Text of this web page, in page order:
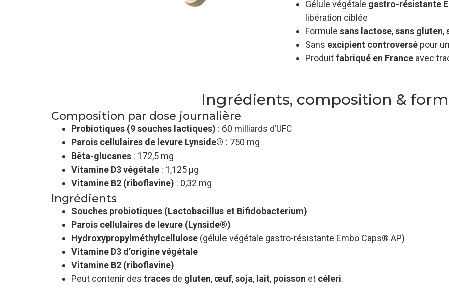
Gélule végétale gastro-résistante
libération ciblée
Formulesans lactose,sans gluten,
Sans excipient controversé pour
Produitfabriqué en France avec
Ingrédients, composition &
Composition par dose journalière
Probiotiques (9 souches lactiques) : 60 milliards d’UFC
Parois cellulaires de levure Lynside® : 750 mg
Bêta-glucanes : 172,5 mg
Vitamine D3 végétale : 1,125 µg
Vitamine B2 (riboflavine) : 0,32 mg
Ingrédients
Souches probiotiques (Lactobacillus et Bifidobacterium)
Parois cellulaires de levure (Lynside®)
Hydroxypropylméthylcellulose (gélule végétale gastro-résistante Embo Caps® AP)
Vitamine D3 d’origine végétale
Vitamine B2 (riboflavine)
Peut contenir des traces de gluten, œuf,soja, lait, poisson et céleri.